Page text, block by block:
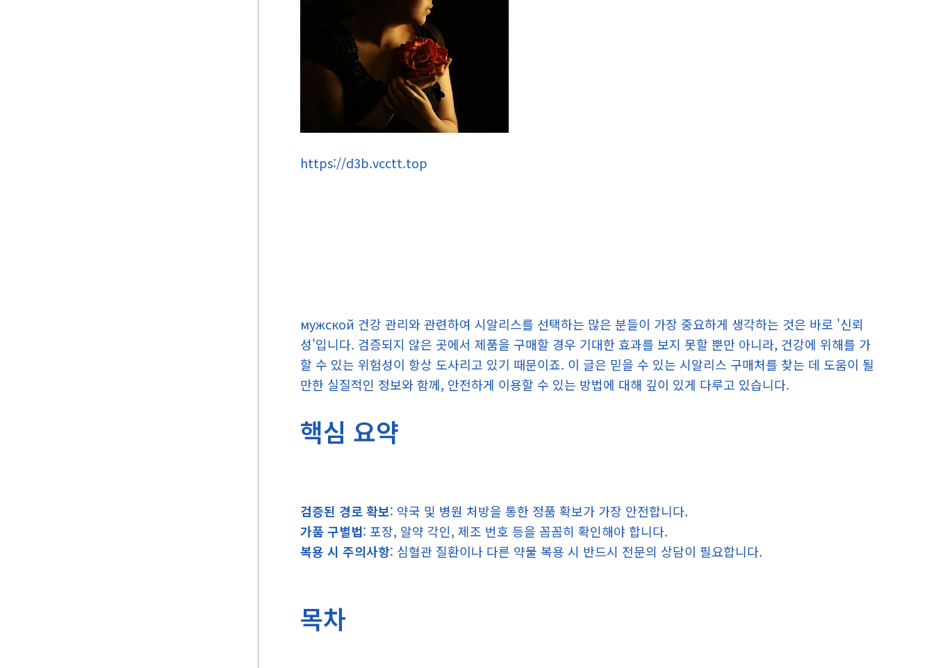
https://d3b.vcctt.top
мужской 건강 관리와 관련하여 시알리스를 선택하는 많은 분들이 가장 중요하게 생각하는 것은 바로 '신뢰
성'입니다. 검증되지 않은 곳에서 제품을 구매할 경우 기대한 효과를 보지 못할 뿐만 아니라, 건강에 위해를 가
할 수 있는 위험성이 항상 도사리고 있기 때문이죠. 이 글은 믿을 수 있는 시알리스 구매처를 찾는 데 도움이 될
만한 실질적인 정보와 함께, 안전하게 이용할 수 있는 방법에 대해 깊이 있게 다루고 있습니다.
핵심 요약
검증된 경로 확보: 약국 및 병원 처방을 통한 정품 확보가 가장 안전합니다.
가품 구별법: 포장, 알약 각인, 제조 번호 등을 꼼꼼히 확인해야 합니다.
복용 시 주의사항: 심혈관 질환이나 다른 약물 복용 시 반드시 전문의 상담이 필요합니다.
목차